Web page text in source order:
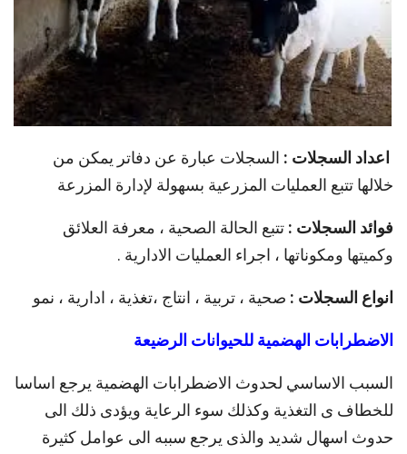
اعداد السجلات : السجلات عبارة عن دفاتر يمكن من
خلالها تتبع العمليات المزرعية بسهولة لإدارة المزرعة
فوائد السجلات : تتبع الحالة الصحية ، معرفة العلائق
وكميتها ومكوناتها ، اجراء العمليات الادارية .
انواع السجلات : صحية ، تربية ، انتاج ،تغذية ، ادارية ، نمو
الاضطرابات الهضمية للحيوانات الرضيعة
السبب الاساسي لحدوث الاضطرابات الهضمية يرجع اساسا
للخطاف ى التغذية وكذلك سوء الرعاية ويؤدى ذلك الى
حدوث اسهال شديد والذى يرجع سببه الى عوامل كثيرة